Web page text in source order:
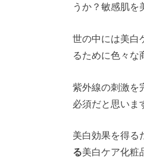
うか？敏感肌を
世の中には美白
るために色々な
紫外線の刺激を
必須だと思いま
美白効果を得る
る美白ケア化粧